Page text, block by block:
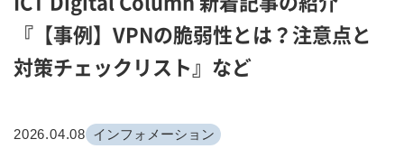
『【事例】VPNの脆弱性とは？注意点と
対策チェックリスト』など
2026.04.08 インフォメーション